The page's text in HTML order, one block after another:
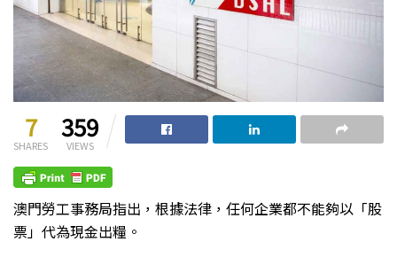
7
SHARES
359
VIEWS
澳門勞工事務局指出，根據法律，任何企業都不能夠以「股
票」代為現金出糧。